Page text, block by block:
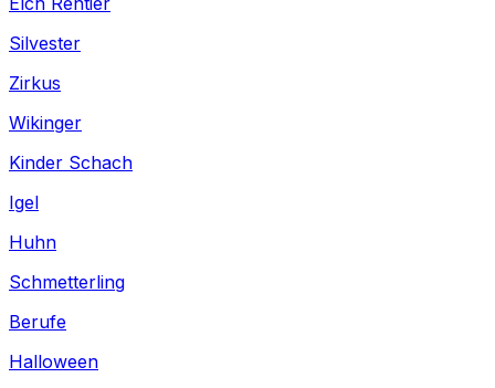
Silvester
Zirkus
Wikinger
Kinder Schach
Igel
Huhn
Schmetterling
Berufe
Halloween